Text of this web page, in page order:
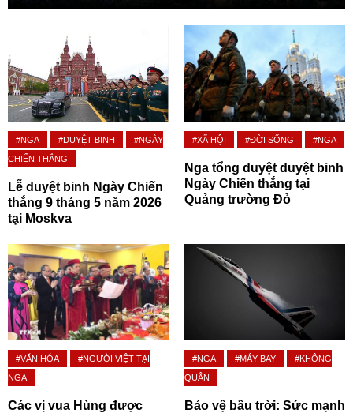
#NGA #DUYỆT BINH
#NGÀY
CHIẾN THẮNG
Lễ duyệt binh Ngày Chiến
thắng 9 tháng 5 năm 2026
tại Moskva
#XÃ HỘI #ĐỜI SỐNG #NGA
Nga tổng duyệt duyệt binh
Ngày Chiến thắng tại
Quảng trường Đỏ
#VĂN HÓA
#NGƯỜI VIỆT TẠI
NGA
Các vị vua Hùng được
#NGA #MÁY BAY
#KHÔNG
QUÂN
Bảo vệ bầu trời: Sức mạnh